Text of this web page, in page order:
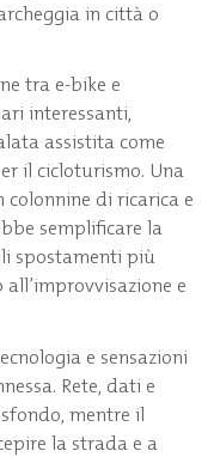
in città o
tra e-bike e
interessanti,
assistita come
il cicloturismo. Una
di ricarica e
semplificare la
spostamenti più
e
e sensazioni
Rete, dati e
mentre il
la strada e a